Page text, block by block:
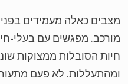
כאלה מעמידים בפנינו
מפגשים עם בעלי-
הסובלות ממצוקות
לא פעם